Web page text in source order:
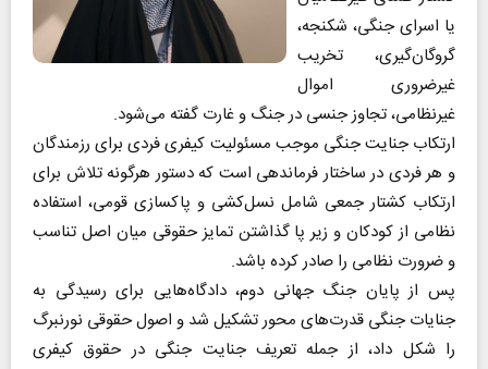
یا اسرای جنگی، شکنجه،
گروگان‌گیری، تخریب
غیرضروری اموال
غیرنظامی، تجاوز جنسی در جنگ و غارت گفته می‌شود.
ارتکاب جنایت جنگی موجب مسئولیت کیفری فردی برای رزمندگان
و هر فردی در ساختار فرماندهی است که دستور هرگونه تلاش برای
ارتکاب کشتار جمعی شامل نسل‌کشی و پاکسازی قومی، استفاده
نظامی از کودکان و زیر پا گذاشتن تمایز حقوقی میان اصل تناسب
و ضرورت نظامی را صادر کرده باشد.
پس از پایان جنگ جهانی دوم، دادگاه‌هایی برای رسیدگی به
جنایات جنگی قدرت‌های محور تشکیل شد و اصول حقوقی نورنبرگ
را شکل داد، از جمله تعریف جنایت جنگی در حقوق کیفری